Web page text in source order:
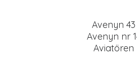
Avenyn 43
Avenyn nr
Aviatören